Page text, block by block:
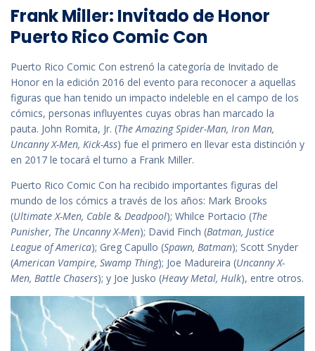
Frank Miller: Invitado de Honor
Puerto Rico Comic Con
Puerto Rico Comic Con estrenó la categoría de Invitado de
Honor en la edición 2016 del evento para reconocer a aquellas
figuras que han tenido un impacto indeleble en el campo de los
cómics, personas influyentes cuyas obras han marcado la
pauta. John Romita, Jr. (The Amazing Spider-Man, Iron Man,
Uncanny X-Men, Kick-Ass) fue el primero en llevar esta distinción y
en 2017 le tocará el turno a Frank Miller.
Puerto Rico Comic Con ha recibido importantes figuras del
mundo de los cómics a través de los años: Mark Brooks
(Ultimate X-Men, Cable & Deadpool); Whilce Portacio (The
Punisher, The Uncanny X-Men); David Finch (Batman, Justice
League of America); Greg Capullo (Spawn, Batman); Scott Snyder
(American Vampire, Swamp Thing); Joe Madureira (Uncanny X-
Men, Battle Chasers); y Joe Jusko (Heavy Metal, Hulk), entre otros.